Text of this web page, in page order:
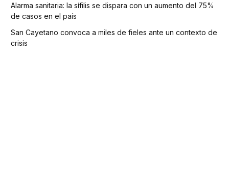
Alarma sanitaria: la sífilis se dispara con un aumento del 75%
de casos en el país
San Cayetano convoca a miles de fieles ante un contexto de
crisis